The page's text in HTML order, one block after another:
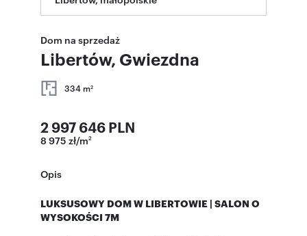
Dom na sprzedaż
Libertów, Gwiezdna
334 m2
2 997 646 PLN
8 975 zł/m2
Opis
LUKSUSOWY DOM W LIBERTOWIE | SALON O
WYSOKOŚCI 7M